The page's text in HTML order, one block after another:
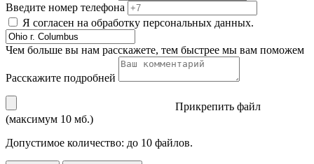
Введите номер телефона
Я согласен на обработку персональных данных.
Чем больше вы нам расскажете, тем быстрее мы вам поможем
Расскажите подробней
Прикрепить файл
(максимум 10 мб.)
Допустимое количество: до 10 файлов.